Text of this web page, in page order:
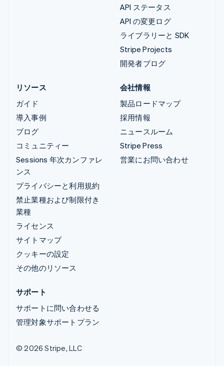
API ステータス
API の変更ログ
ライブラリーと SDK
Stripe Projects
開発者ブログ
リソース
ガイド
導入事例
ブログ
コミュニティー
Sessions 年次カンファレ
ンス
プライバシーと利用規約
禁止業種および制限付き
業種
ライセンス
サイトマップ
クッキーの設定
その他のリソース
会社情報
製品ロードマップ
採用情報
ニュースルーム
Stripe Press
営業にお問い合わせ
サポート
サポートに問い合わせる
管理対象サポートプラン
© 2026 Stripe, LLC